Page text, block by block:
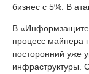
бизнес с 5%. В
В
процесс майнера
посторонний уже
инфраструктуры.